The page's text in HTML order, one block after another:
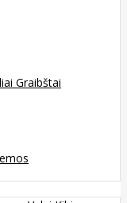
Graibštai